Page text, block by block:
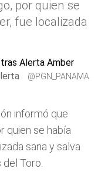
por quien se
fue localizada
@PGN_PANAMA
informó que
quien se había
sana y salva
Toro.